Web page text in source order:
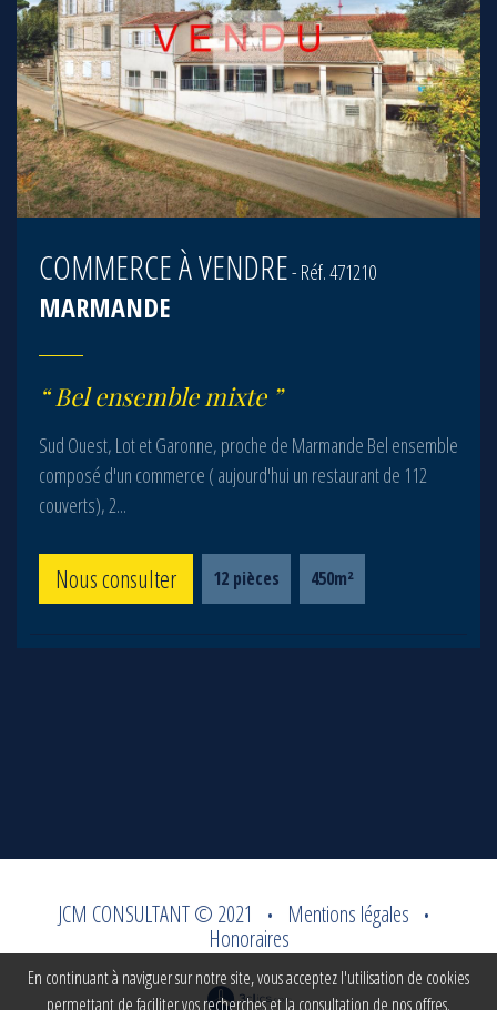
En continuant à naviguer sur notre site, vous acceptez l'utilisation de cookies
permettant de faciliter vos recherches et la consultation de nos offres.
COMMERCE À VENDRE- Réf. 471210
MARMANDE
Bel ensemble mixte
Sud Ouest, Lot et Garonne, proche de Marmande Bel ensemble
composé d'un commerce ( aujourd'hui un restaurant de 112
couverts), 2...
Nous consulter 12 pièces 450m²
JCM CONSULTANT © 2021 • Mentions légales •
Honoraires